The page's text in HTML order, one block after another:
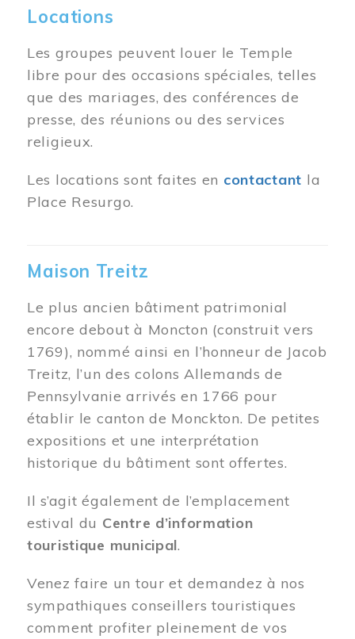
Locations
Les groupes peuvent louer le Temple
libre pour des occasions spéciales, telles
que des mariages, des conférences de
presse, des réunions ou des services
religieux.
Les locations sont faites en contactant la
Place Resurgo.
Maison Treitz
Le plus ancien bâtiment patrimonial
encore debout à Moncton (construit vers
1769), nommé ainsi en l’honneur de Jacob
Treitz, l’un des colons Allemands de
Pennsylvanie arrivés en 1766 pour
établir le canton de Monckton. De petites
expositions et une interprétation
historique du bâtiment sont offertes.
Il s’agit également de l’emplacement
estival du Centre d’information
touristique municipal.
Venez faire un tour et demandez à nos
sympathiques conseillers touristiques
comment profiter pleinement de vos